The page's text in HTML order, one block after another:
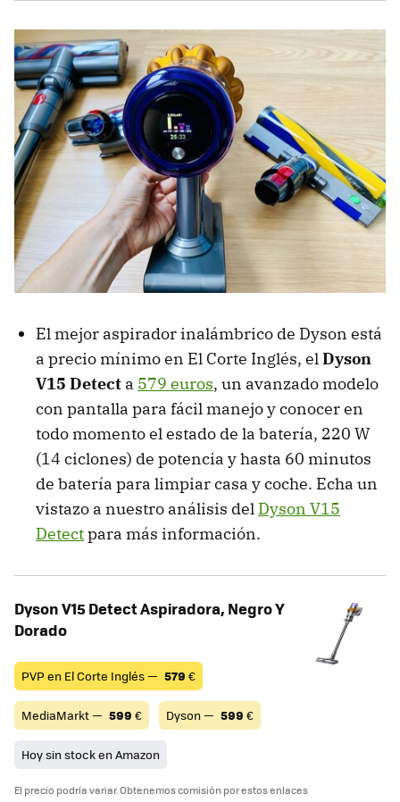
El mejor aspirador inalámbrico de Dyson está
a precio mínimo en El Corte Inglés, elDyson
V15 Detect a 579 euros, un avanzado modelo
con pantalla para fácil manejo y conocer en
todo momento el estado de la batería, 220 W
(14 ciclones) de potencia y hasta 60 minutos
de batería para limpiar casa y coche. Echa un
vistazo a nuestro análisis del Dyson V15
Detectpara más información.
Dyson V15 Detect Aspiradora, Negro Y
Dorado
PVP en El Corte Inglés — 579 €
MediaMarkt — 599 € Dyson — 599 €
Hoy sin stock en Amazon
El precio podría variar. Obtenemos comisión por estos enlaces